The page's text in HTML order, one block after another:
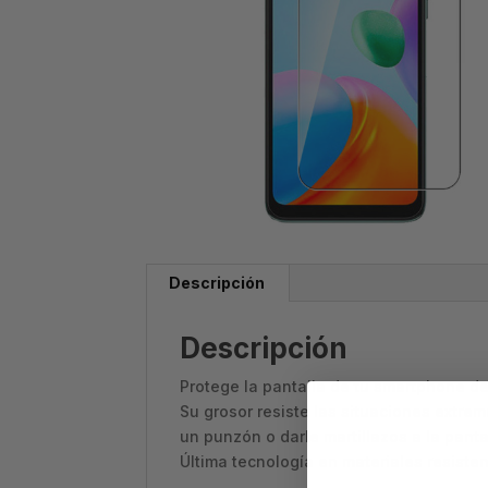
Descripción
Descripción
Protege la pantalla de tu smartphone
Su grosor resiste las situaciones
un punzón o darle martillazos a la
Última tecnología en materiales